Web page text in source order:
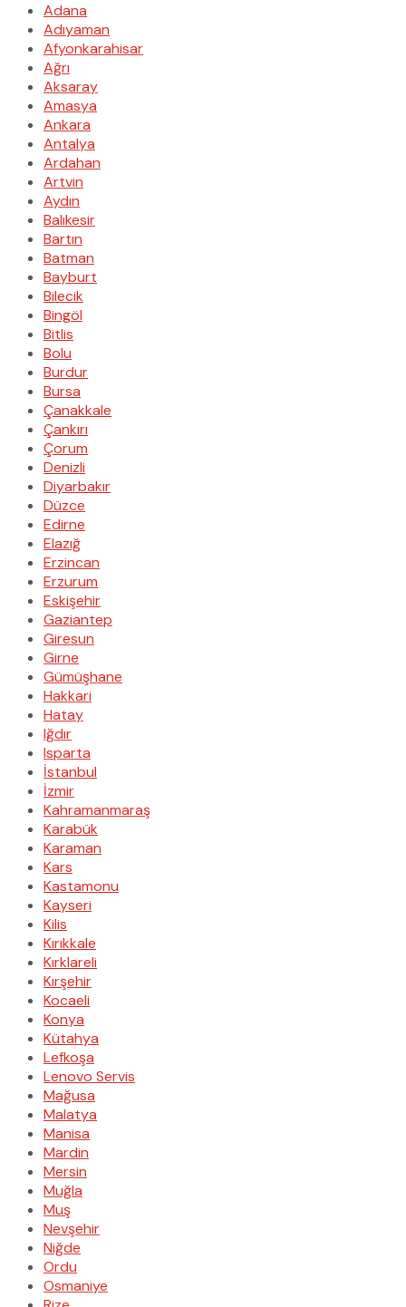
Adana
Adıyaman
Afyonkarahisar
Ağrı
Aksaray
Amasya
Ankara
Antalya
Ardahan
Artvin
Aydın
Balıkesir
Bartın
Batman
Bayburt
Bilecik
Bingöl
Bitlis
Bolu
Burdur
Bursa
Çanakkale
Çankırı
Çorum
Denizli
Diyarbakır
Düzce
Edirne
Elazığ
Erzincan
Erzurum
Eskişehir
Gaziantep
Giresun
Girne
Gümüşhane
Hakkari
Hatay
Iğdır
Isparta
İstanbul
İzmir
Kahramanmaraş
Karabük
Karaman
Kars
Kastamonu
Kayseri
Kilis
Kırıkkale
Kırklareli
Kırşehir
Kocaeli
Konya
Kütahya
Lefkoşa
Lenovo Servis
Mağusa
Malatya
Manisa
Mardin
Mersin
Muğla
Muş
Nevşehir
Niğde
Ordu
Osmaniye